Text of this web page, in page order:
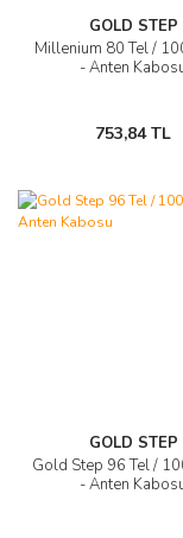
GOLD STEP
Millenium 80 Tel /
- Anten
753,84 TL
GOLD STEP
Gold Step 96 Tel /
- Anten